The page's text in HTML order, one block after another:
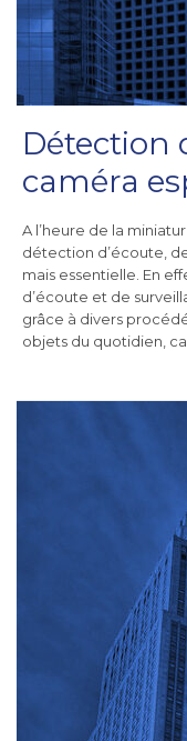
Détection
caméra
A l’heure de la
détection d’écoute,
mais essentielle. En
d’écoute et de
grâce à divers
objets du quotidien,